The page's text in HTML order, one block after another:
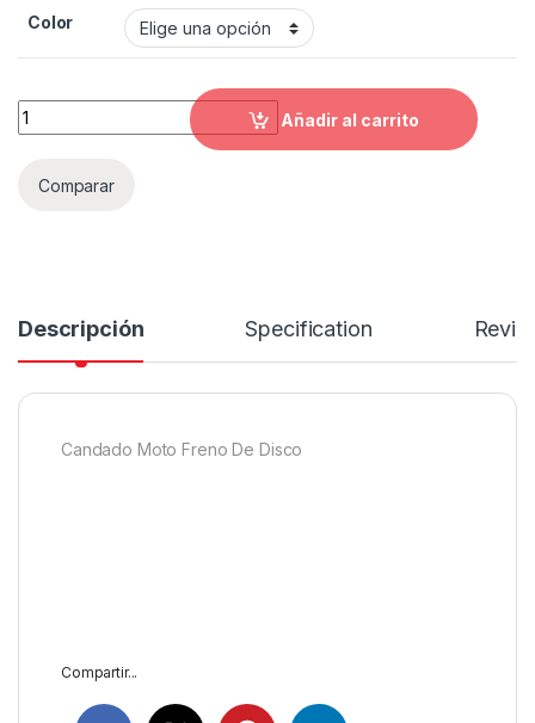
Color
CANDADO PARA MOTO FRENO DE DISCO A20 quantity
Añadir al carrito
Comparar
Descripción Specification
Candado Moto Freno De Disco
Compartir...